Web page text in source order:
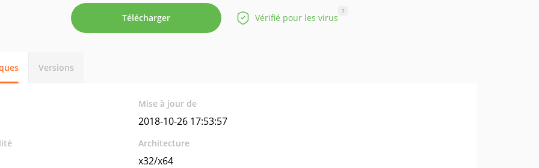
Télécharger Vérifié pour les virus
?
Versions
Mise à jour de
2018-10-26 17:53:57
Architecture
x32/x64